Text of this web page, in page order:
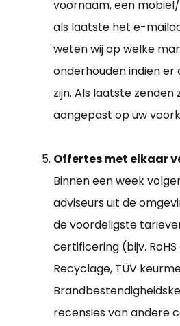
voornaam, een
als laatste het e-
weten wij op welke
onderhouden indien er
zijn. Als laatste zenden
aangepast op uw
Offertes met elkaar
Binnen een week
adviseurs uit de
de voordeligste
certificering (bijv.
Recyclage, TÜV
recensies van andere